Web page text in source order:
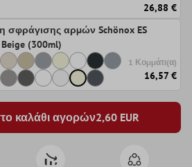
26,88 €
σφράγισης αρμών Schönox ES
Beige (300ml)
1 Κομμάτι(α)
16,57 €
καλάθι αγορών2,60 EUR